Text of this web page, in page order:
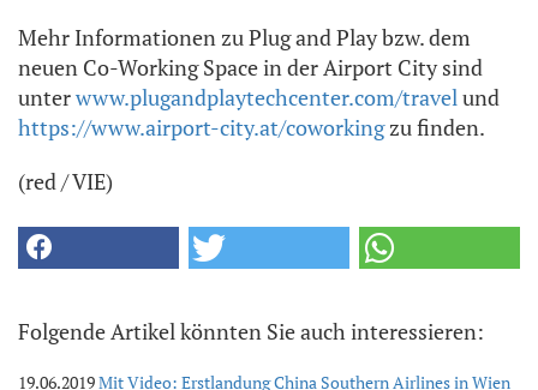
Mehr Informationen zu Plug and Play bzw. dem
neuen Co-Working Space in der Airport City sind
unterwww.plugandplaytechcenter.com/travelund
https://www.airport-city.at/coworkingzu finden.
(red / VIE)
Folgende Artikel könnten Sie auch interessieren:
19.06.2019Mit Video: Erstlandung China Southern Airlines in Wien